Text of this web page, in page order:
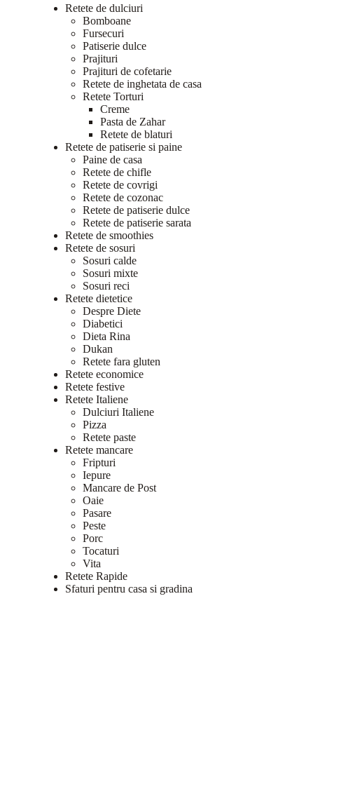
Retete de dulciuri
Bomboane
Fursecuri
Patiserie dulce
Prajituri
Prajituri de cofetarie
Retete de inghetata de casa
Retete Torturi
Creme
Pasta de Zahar
Retete de blaturi
Retete de patiserie si paine
Paine de casa
Retete de chifle
Retete de covrigi
Retete de cozonac
Retete de patiserie dulce
Retete de patiserie sarata
Retete de smoothies
Retete de sosuri
Sosuri calde
Sosuri mixte
Sosuri reci
Retete dietetice
Despre Diete
Diabetici
Dieta Rina
Dukan
Retete fara gluten
Retete economice
Retete festive
Retete Italiene
Dulciuri Italiene
Pizza
Retete paste
Retete mancare
Fripturi
Iepure
Mancare de Post
Oaie
Pasare
Peste
Porc
Tocaturi
Vita
Retete Rapide
Sfaturi pentru casa si gradina